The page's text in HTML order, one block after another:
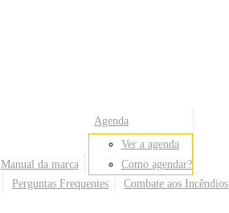
Manual da marca
Agenda
Ver a agenda
Como agendar?
Perguntas Frequentes Combate aos Incêndios